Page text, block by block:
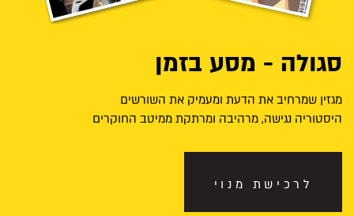
סגולה - מסע בזמן
מגזין שמרחיב את הדעת ומעמיק את השורשים
היסטוריה נגישה, מרהיבה ומרתקת ממיטב החוקרים
לרכישת מנוי